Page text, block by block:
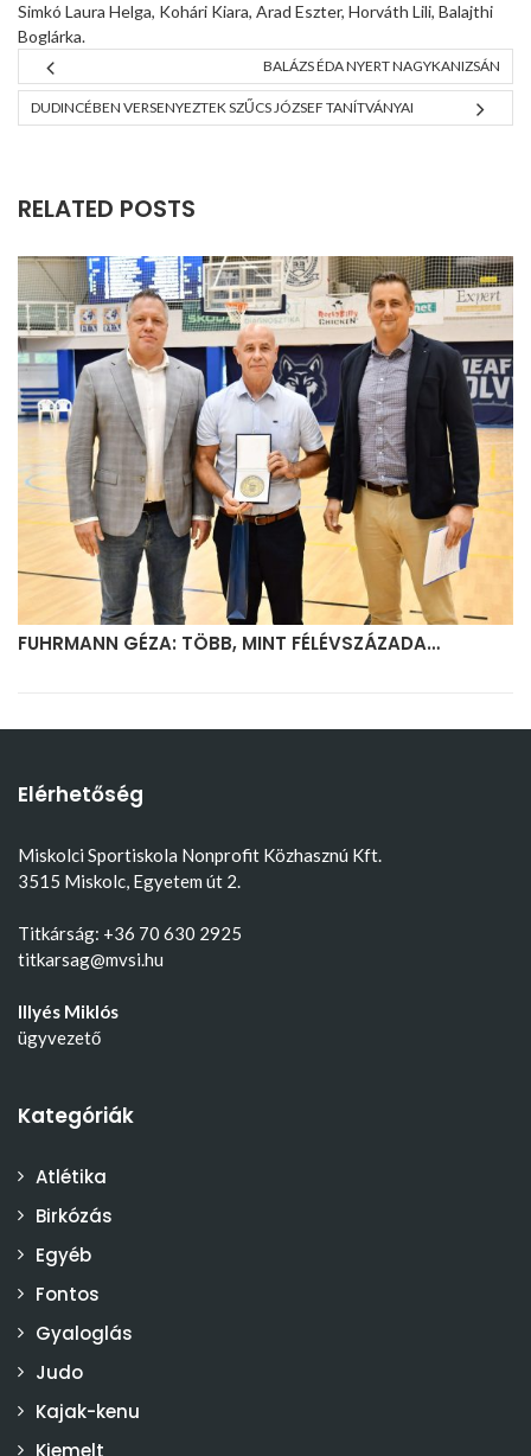
Simkó Laura Helga, Kohári Kiara, Arad Eszter, Horváth Lili, Balajthi
Boglárka.
BALÁZS ÉDA NYERT NAGYKANIZSÁN
DUDINCÉBEN VERSENYEZTEK SZŰCS JÓZSEF TANÍTVÁNYAI
RELATED POSTS
FUHRMANN GÉZA: TÖBB, MINT FÉLÉVSZÁZADA…
Elérhetőség
Miskolci Sportiskola Nonprofit Közhasznú Kft.
3515 Miskolc, Egyetem út 2.
Titkárság: +36 70 630 2925
titkarsag@mvsi.hu
Illyés Miklós
ügyvezető
Kategóriák
Atlétika
Birkózás
Egyéb
Fontos
Gyaloglás
Judo
Kajak-kenu
Kiemelt